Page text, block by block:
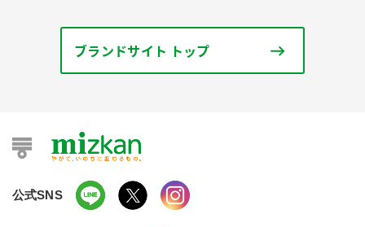
ブランドサイト トップ
公式SNS